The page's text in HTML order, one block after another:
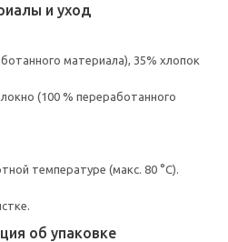
и уход
материала), 35% хлопок
(100 % переработанного
температуре (макс. 80 °C).
об упаковке